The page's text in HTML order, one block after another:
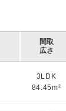
間取
広さ
3LDK
84.45m²